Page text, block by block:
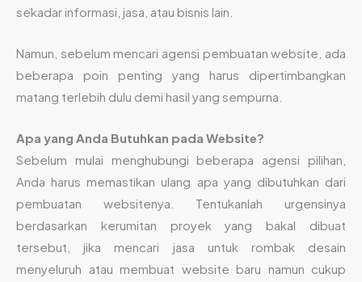
sekadar informasi, jasa, atau bisnis lain.
Namun, sebelum mencari agensi pembuatan website, ada
beberapa poin penting yang harus dipertimbangkan
matang terlebih dulu demi hasil yang sempurna.
Apa yang Anda Butuhkan pada Website?
Sebelum mulai menghubungi beberapa agensi pilihan,
Anda harus memastikan ulang apa yang dibutuhkan dari
pembuatan websitenya. Tentukanlah urgensinya
berdasarkan kerumitan proyek yang bakal dibuat
tersebut, jika mencari jasa untuk rombak desain
menyeluruh atau membuat website baru namun cukup